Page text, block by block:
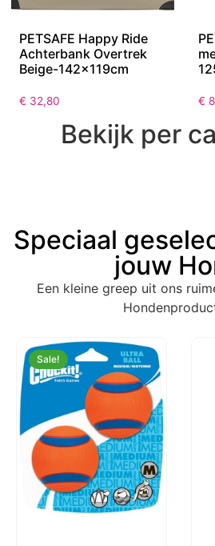
PETSAFE Happy Ride
Achterbank Overtrek
Beige-142x119cm
€ 32,80 €
Bekijk per
Speciaal
jouw
Een kleine greep uit ons
Sale!